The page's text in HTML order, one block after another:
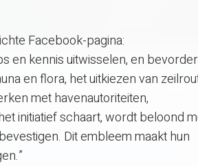
Facebook-pagina:
en kennis uitwisselen, en
en flora, het uitkiezen van
met havenautoriteiten,
initiatief schaart, wordt beloond
Dit embleem maakt hun